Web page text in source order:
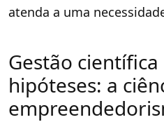
atenda a uma
Gestão
hipóteses: a